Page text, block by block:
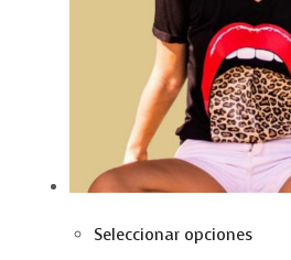
Seleccionar opciones